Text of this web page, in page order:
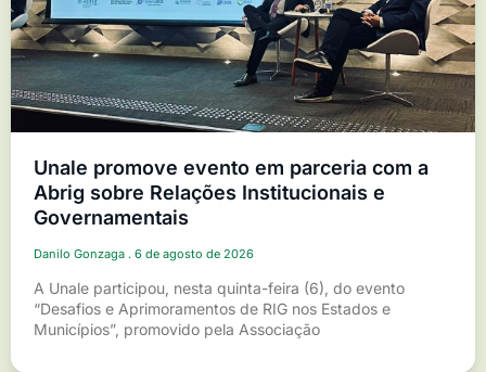
Unale promove evento em parceria com a
Abrig sobre Relações Institucionais e
Governamentais
Danilo Gonzaga 6 de agosto de 2026
A Unale participou, nesta quinta-feira (6), do evento
“Desafios e Aprimoramentos de RIG nos Estados e
Municípios”, promovido pela Associação